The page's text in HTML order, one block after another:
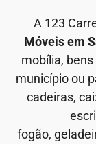
A 123
Móveis em
mobília,
município ou
cadeiras,
fogão,